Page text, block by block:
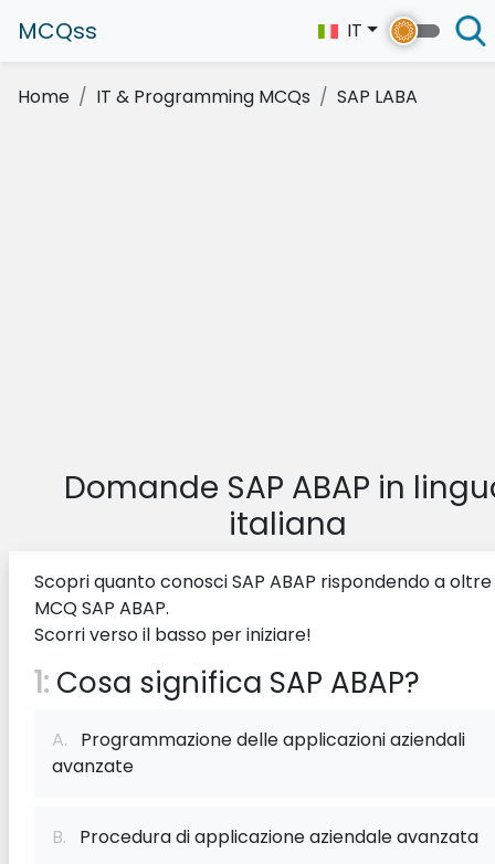
MCQss IT
Home IT & Programming MCQs SAP LABA
Domande SAP ABAP in
italiana
Scopri quanto conosci SAP ABAP rispondendo a oltre
MCQ SAP ABAP.
Scorri verso il basso per iniziare!
1: Cosa significa SAP ABAP?
A. Programmazione delle applicazioni aziendali
avanzate
B. Procedura di applicazione aziendale avanzata